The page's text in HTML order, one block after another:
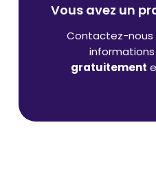
Vous avez un
Contactez-nous
informations
gratuitement